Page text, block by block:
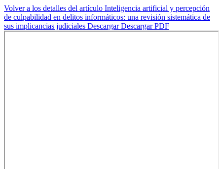
Volver a los detalles del artículo Inteligencia artificial y percepción
de culpabilidad en delitos informáticos: una revisión sistemática de
sus implicancias judiciales DescargarDescargar PDF